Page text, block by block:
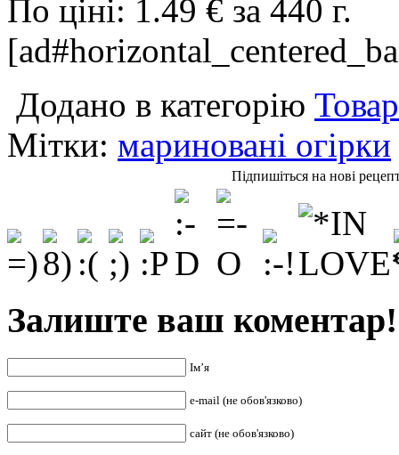
По ціні: 1.49 € за 440 г.
Додано в категорію
Мітки: мариновані огірки
Підпишіться на нові
Залиште ваш коментар!
Ім’я
e-mail (не обов'язково)
сайт (не обов'язково)